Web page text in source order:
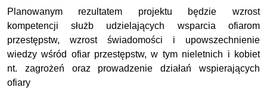
Planowanym rezultatem projektu będzie wzrost
kompetencji służb udzielających wsparcia ofiarom
przestępstw, wzrost świadomości i upowszechnienie
wiedzy wśród ofiar przestępstw, w tym nieletnich i kobiet
nt. zagrożeń oraz prowadzenie działań wspierających
ofiary